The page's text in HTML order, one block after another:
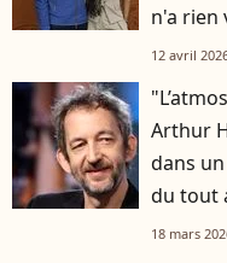
n'a rien
12 avril
Arthur
dans
du tout
18 mars